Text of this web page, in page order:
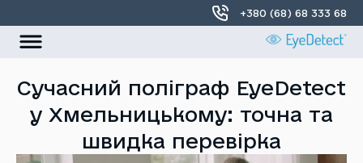
+380 (68) 68 333 68
Головна
Про нас
Сучасний поліграф EyeDetect
у Хмельницькому: точна та
швидка перевірка